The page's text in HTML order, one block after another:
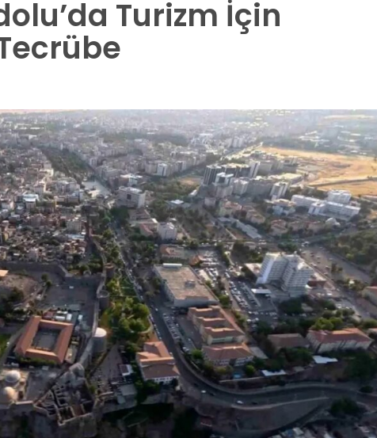
Turizm İçin